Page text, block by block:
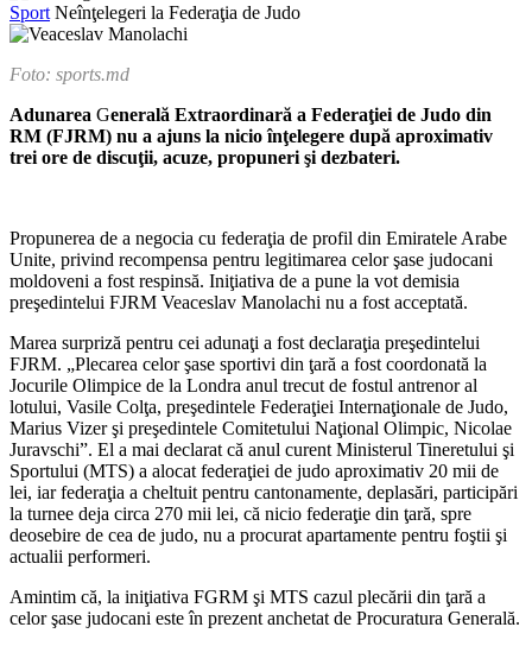
Sport Neînţelegeri la Federaţia de Judo
Foto: sports.md
Adunarea Generală Extraordi­nară a Federaţiei de Judo din
RM (FJRM) nu a ajuns la nicio înţelegere după aproximativ
trei ore de discuţii, acuze, pro­puneri şi dezbateri.
Propunerea de a negocia cu federaţia de profil din Emiratele Arabe
Unite, privind recompensa pentru legitimarea celor şase ju­docani
moldoveni a fost respinsă. Iniţiativa de a pune la vot demi­sia
preşedintelui FJRM Veaceslav Manolachi nu a fost acceptată.
Marea surpriză pentru cei adu­naţi a fost declaraţia preşedintelui
FJRM. „Plecarea celor şase spor­tivi din ţară a fost coordonată la
Jocurile Olimpice de la Londra anul trecut de fostul antrenor al
lotului, Vasile Colţa, preşedintele Federaţiei Internaţionale de Judo,
Marius Vizer şi preşedintele Co­mitetului Naţional Olimpic, Ni­colae
Juravschi”. El a mai declarat că anul curent Ministerul Tinere­tului şi
Sportului (MTS) a alocat federaţiei de judo aproximativ 20 mii de
lei, iar federaţia a cheltuit pentru cantonamente, deplasări, participări
la turnee deja circa 270 mii lei, că nicio federaţie din ţară, spre
deosebire de cea de judo, nu a procurat apartamente pentru foştii şi
actualii performeri.
Amintim că, la iniţiativa FGRM şi MTS cazul plecării din ţară a
celor şase judocani este în prezent anchetat de Procuratura Generală.